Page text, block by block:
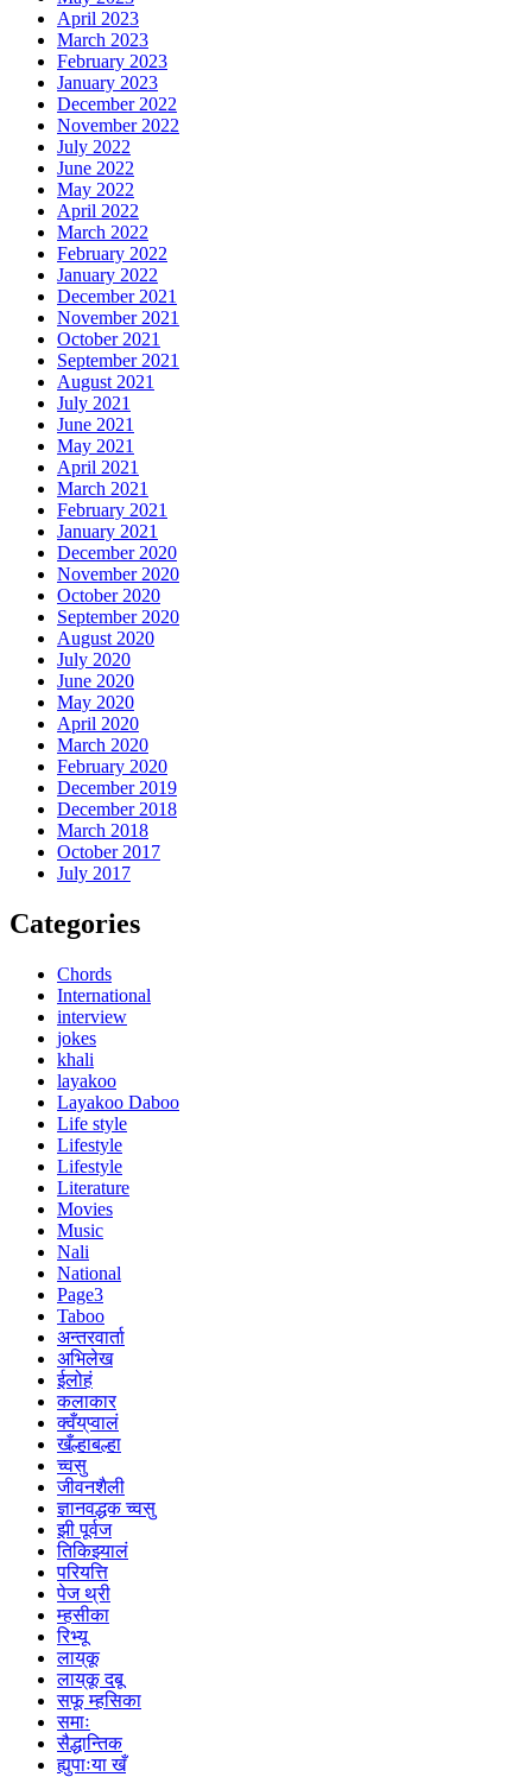
April 2023
March 2023
February 2023
January 2023
December 2022
November 2022
July 2022
June 2022
May 2022
April 2022
March 2022
February 2022
January 2022
December 2021
November 2021
October 2021
September 2021
August 2021
July 2021
June 2021
May 2021
April 2021
March 2021
February 2021
January 2021
December 2020
November 2020
October 2020
September 2020
August 2020
July 2020
June 2020
May 2020
April 2020
March 2020
February 2020
December 2019
December 2018
March 2018
October 2017
July 2017
Categories
Chords
International
interview
jokes
khali
layakoo
Layakoo Daboo
Life style
Lifestyle
Lifestyle
Literature
Movies
Music
Nali
National
Page3
Taboo
अन्तरवार्ता
अभिलेख
ईलोहं
कलाकार
क्वँय्‌प्वालं
खँल्हाबल्हा
च्वसु
जीवनशैली
ज्ञानवद्धक च्वसु
झी पूर्वज
तिकिझ्यालं
परियत्ति
पेज थ्री
म्हसीका
रिभ्यू
लाय्‌कू
लाय्‌कू दबू
सफू म्हसिका
समाः
सैद्धान्तिक
ह्युपाःया खँ